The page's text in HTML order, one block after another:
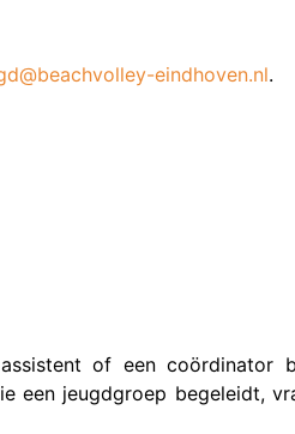
eindhoven.nl.
of een coördinator
jeugdgroep begeleidt,